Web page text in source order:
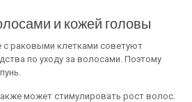
и кожей головы
с раковыми клетками советуют
по уходу за волосами. Поэтому
может стимулировать рост волос.